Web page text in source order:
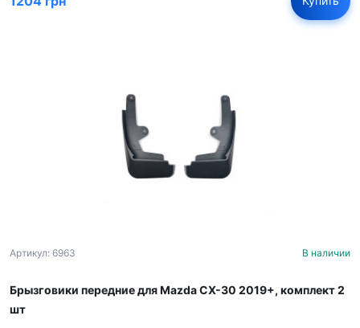
Артикул: 6963 В наличии
Брызговики передние для Mazda CX-30 2019+, комплект 2
шт